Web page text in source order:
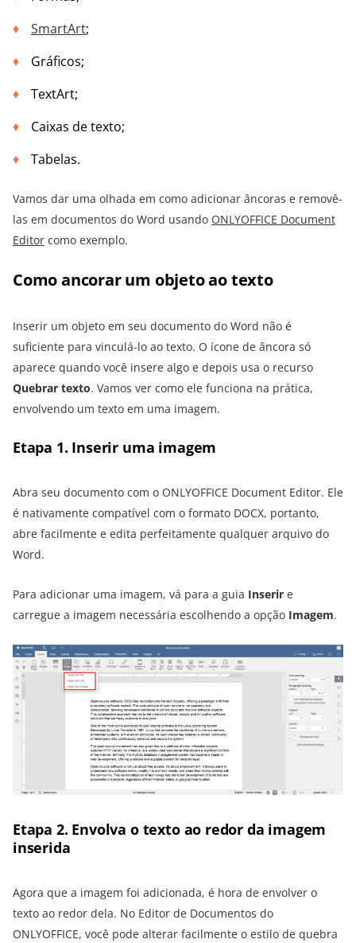
SmartArt;
Gráficos;
TextArt;
Caixas de texto;
Tabelas.
Vamos dar uma olhada em como adicionar âncoras e removê-
las em documentos do Word usando ONLYOFFICE Document
Editor como exemplo.
Como ancorar um objeto ao texto
Inserir um objeto em seu documento do Word não é
suficiente para vinculá-lo ao texto. O ícone de âncora só
aparece quando você insere algo e depois usa o recurso
Quebrar texto. Vamos ver como ele funciona na prática,
envolvendo um texto em uma imagem.
Etapa 1. Inserir uma imagem
Abra seu documento com o ONLYOFFICE Document Editor. Ele
é nativamente compatível com o formato DOCX, portanto,
abre facilmente e edita perfeitamente qualquer arquivo do
Word.
Para adicionar uma imagem, vá para a guia Inserir e
carregue a imagem necessária escolhendo a opção Imagem.
Etapa 2. Envolva o texto ao redor da imagem
inserida
Agora que a imagem foi adicionada, é hora de envolver o
texto ao redor dela. No Editor de Documentos do
ONLYOFFICE, você pode alterar facilmente o estilo de quebra